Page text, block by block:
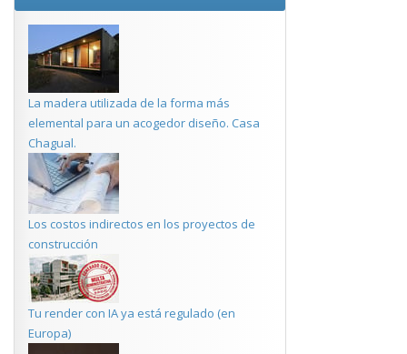
La madera utilizada de la forma más
elemental para un acogedor diseño. Casa
Chagual.
Los costos indirectos en los proyectos de
construcción
Tu render con IA ya está regulado (en
Europa)